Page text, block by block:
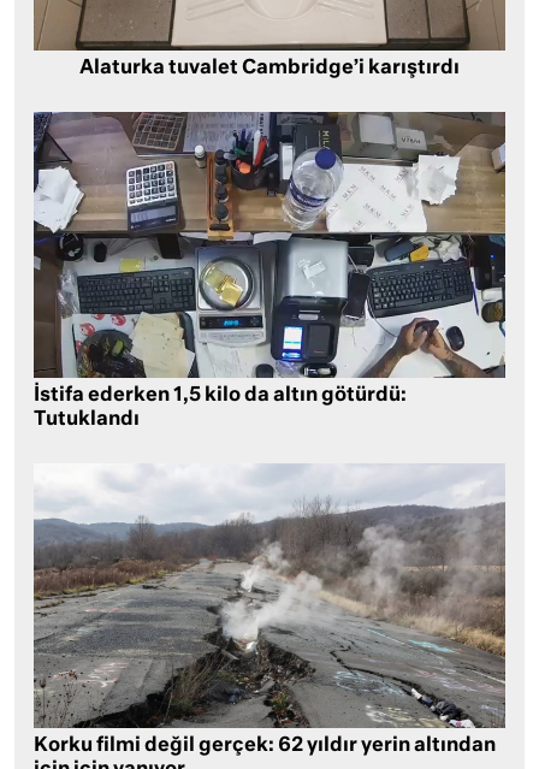
Alaturka tuvalet Cambridge’i karıştırdı
İstifa ederken 1,5 kilo da altın götürdü:
Tutuklandı
Korku filmi değil gerçek: 62 yıldır yerin altından